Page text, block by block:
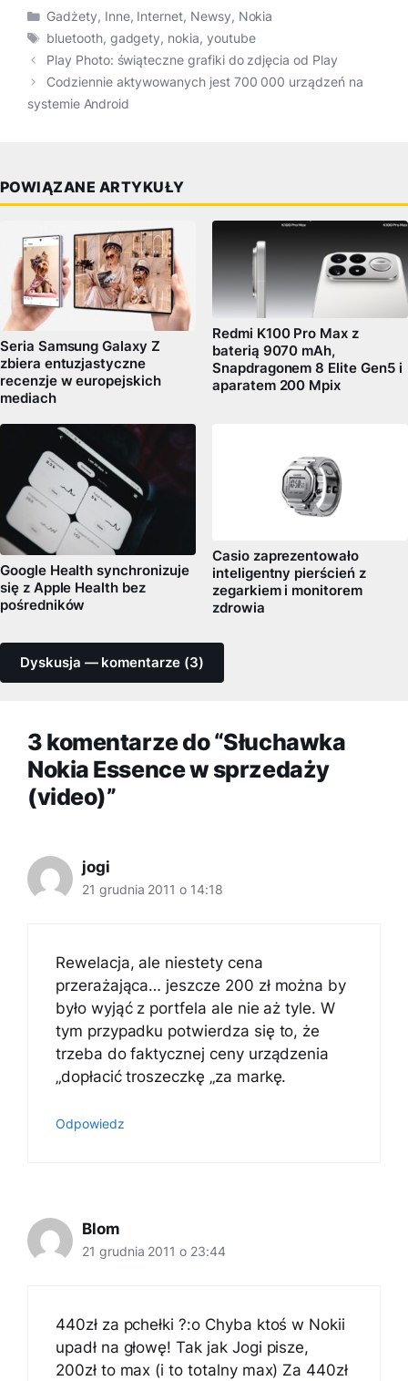
Kategorie
Gadżety, Inne, Internet, Newsy, Nokia
Tagi
bluetooth, gadgety, nokia, youtube
Play Photo: świąteczne grafiki do zdjęcia od Play
Codziennie aktywowanych jest 700 000 urządzeń na
systemie Android
POWIĄZANE ARTYKUŁY
Seria Samsung Galaxy Z
zbiera entuzjastyczne
recenzje w europejskich
mediach
Redmi K100 Pro Max z
baterią 9070 mAh,
Snapdragonem 8 Elite Gen5 i
aparatem 200 Mpix
Google Health synchronizuje
się z Apple Health bez
pośredników
Casio zaprezentowało
inteligentny pierścień z
zegarkiem i monitorem
zdrowia
Dyskusja — komentarze (3)
3 komentarze do “Słuchawka
Nokia Essence w sprzedaży
(video)”
jogi
21 grudnia 2011 o 14:18
Rewelacja, ale niestety cena
przerażająca… jeszcze 200 zł można by
było wyjąć z portfela ale nie aż tyle. W
tym przypadku potwierdza się to, że
trzeba do faktycznej ceny urządzenia
„dopłacić troszeczkę „za markę.
Odpowiedz
Blom
21 grudnia 2011 o 23:44
440zł za pchełki ?:o Chyba ktoś w Nokii
upadł na głowę! Tak jak Jogi pisze,
200zł to max (i to totalny max) Za 440zł